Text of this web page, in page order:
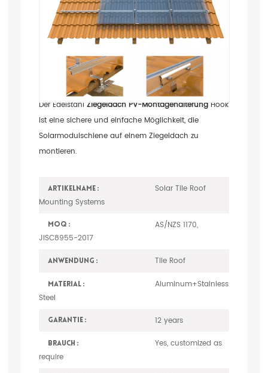
Solarziegel-
Bedachungs-
Montagestruktur-
System
Der Edelstahl Ziegeldach PV-Montagehalterung Hook
ist eine sichere und einfache Möglichkeit, die
Solarmodulschiene auf einem Ziegeldach zu
montieren.
Artikelname :
Solar Tile Roof
Mounting Systems
MOQ :
AS/NZS 1170,
JISC8955-2017
Anwendung : Tile Roof
Material :
Aluminum+Stainless
Steel
Garantie : 12 years
Brauch :
Yes, customized as
require